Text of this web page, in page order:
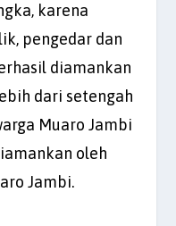
karena
pengedar dan
diamankan
dari setengah
Muaro Jambi
oleh
Jambi.